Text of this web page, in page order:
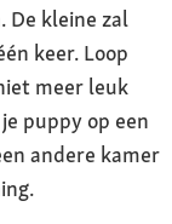
De kleine zal
keer. Loop
meer leuk
puppy op een
andere kamer